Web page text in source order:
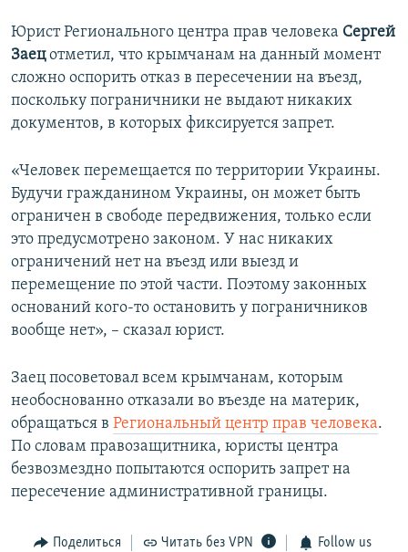
Юрист Регионального центра прав человека Сергей
Заецотметил, что крымчанам на данный момент
сложно оспорить отказ в пересечении на въезд,
поскольку пограничники не выдают никаких
документов, в которых фиксируется запрет.
«Человек перемещается по территории Украины.
Будучи гражданином Украины, он может быть
ограничен в свободе передвижения, только если
это предусмотрено законом. У нас никаких
ограничений нет на въезд или выезд и
перемещение по этой части. Поэтому законных
оснований кого-то остановить у пограничников
вообще нет», – сказал юрист.
Заец посоветовал всем крымчанам, которым
необоснованно отказали во въезде на материк,
обращаться в Региональный центр прав человека.
По словам правозащитника, юристы центра
безвозмездно попытаются оспорить запрет на
пересечение административной границы.
Поделиться Читать без VPN Follow us